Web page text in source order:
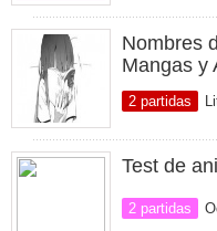
Nombres
Mangas y
2 partidas
Test de
2 partidas